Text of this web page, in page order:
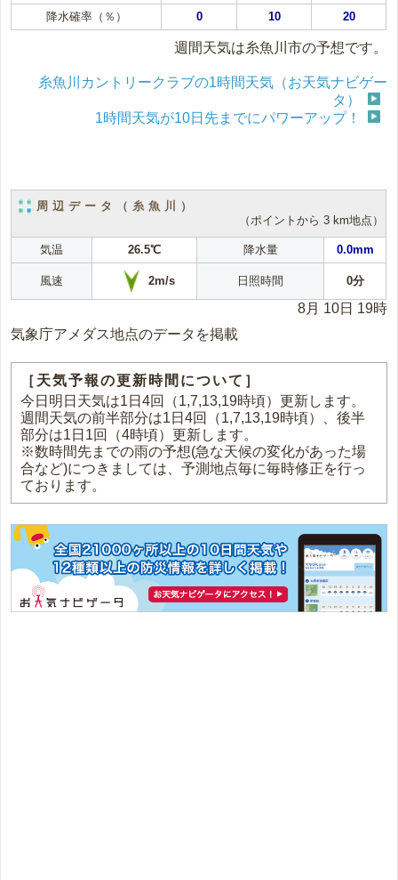
降水確率（％）
0 10 20
週間天気は糸魚川市の予想です。
糸魚川カントリークラブの1時間天気（お天気ナビゲー
タ）
1時間天気が10日先までにパワーアップ！
周辺データ（糸魚川）
（ポイントから 3 km地点）
気温 26.5℃ 降水量 0.0mm
風速 2m/s 日照時間 0分
8月 10日 19時
気象庁アメダス地点のデータを掲載
［天気予報の更新時間について］
今日明日天気は1日4回（1,7,13,19時頃）更新します。
週間天気の前半部分は1日4回（1,7,13,19時頃）、後半
部分は1日1回（4時頃）更新します。
※数時間先までの雨の予想(急な天候の変化があった場
合など)につきましては、予測地点毎に毎時修正を行っ
ております。